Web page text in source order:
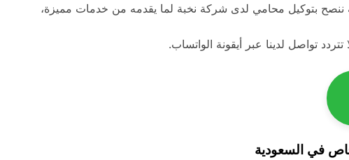
ننصح بتوكيل محامي لدى شركة نخبة لما يقدمه من خدمات مميزة،
تواصل لدينا عبر أيقونة الواتساب.
في السعودية